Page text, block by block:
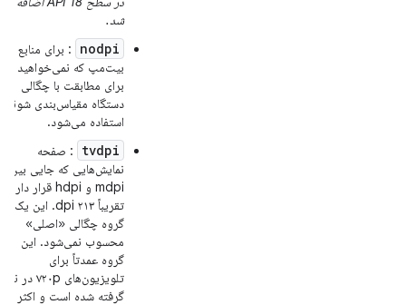
شد.
nodpi
: برای منابع
بیت‌مپ که نمی‌خواهید
برای مطابقت با چگالی
دستگاه مقیاس‌بندی شوند،
استفاده می‌شود.
tvdpi
: صفحه
نمایش‌هایی که جایی بین
mdpi و hdpi قرار دارند؛
تقریباً ۲۱۳ dpi. این یک
گروه چگالی «اصلی»
محسوب نمی‌شود. این
گروه عمدتاً برای
تلویزیون‌های ۷۲۰p در نظر
گرفته شده است و اکثر